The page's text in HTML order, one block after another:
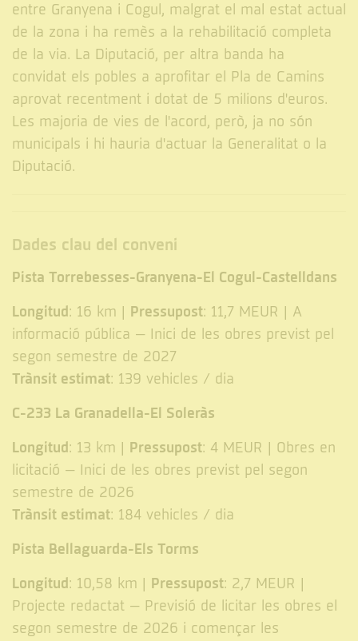
entre Granyena i Cogul, malgrat el mal estat actual
de la zona i ha remès a la rehabilitació completa
de la via. La Diputació, per altra banda ha
convidat els pobles a aprofitar el Pla de Camins
aprovat recentment i dotat de 5 milions d'euros.
Les majoria de vies de l'acord, però, ja no són
municipals i hi hauria d'actuar la Generalitat o la
Diputació.
Dades clau del conveni
Pista Torrebesses-Granyena-El Cogul-Castelldans
Longitud: 16 km | Pressupost: 11,7 MEUR | A
informació pública – Inici de les obres previst pel
segon semestre de 2027
Trànsit estimat: 139 vehicles / dia
C-233 La Granadella-El Soleràs
Longitud: 13 km | Pressupost: 4 MEUR | Obres en
licitació – Inici de les obres previst pel segon
semestre de 2026
Trànsit estimat: 184 vehicles / dia
Pista Bellaguarda-Els Torms
Longitud: 10,58 km | Pressupost: 2,7 MEUR |
Projecte redactat – Previsió de licitar les obres el
segon semestre de 2026 i començar les